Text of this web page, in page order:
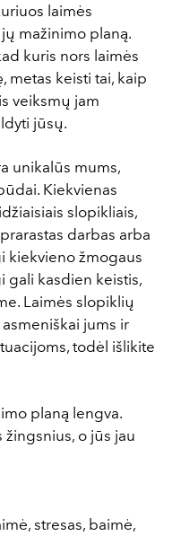
laimės
mažinimo planą.
kuris nors laimės
metas keisti tai, kaip
veiksmų jam
jūsų.
unikalūs mums,
Kiekvienas
slopikliais,
darbas arba
kiekvieno žmogaus
gali kasdien keistis,
Laimės slopiklių
jums ir
todėl išlikite
planą lengva.
o jūs jau
stresas, baimė,